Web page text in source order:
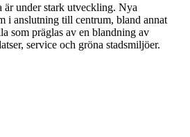
under stark utveckling. Nya
i anslutning till centrum, bland annat
som präglas av en blandning av
service och gröna stadsmiljöer.